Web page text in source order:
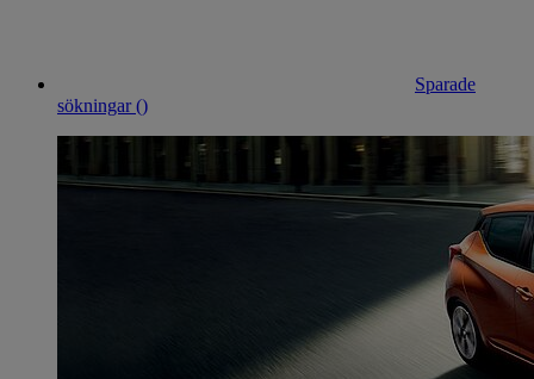
Sparade
sökningar ()